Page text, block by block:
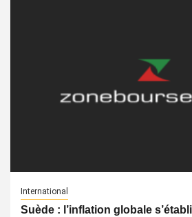
International
Suède : l’inflation globale